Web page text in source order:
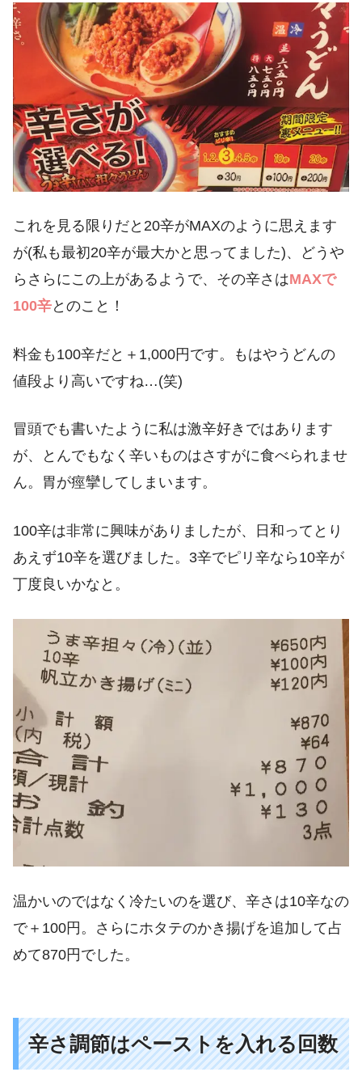
これを見る限りだと20辛がMAXのように思えます
が(私も最初20辛が最大かと思ってました)、どうや
らさらにこの上があるようで、その辛さはMAXで
100辛とのこと！
料金も100辛だと＋1,000円です。もはやうどんの
値段より高いですね…(笑)
冒頭でも書いたように私は激辛好きではあります
が、とんでもなく辛いものはさすがに食べられませ
ん。胃が痙攣してしまいます。
100辛は非常に興味がありましたが、日和ってとり
あえず10辛を選びました。3辛でピリ辛なら10辛が
丁度良いかなと。
温かいのではなく冷たいのを選び、辛さは10辛なの
で＋100円。さらにホタテのかき揚げを追加して占
めて870円でした。
辛さ調節はペーストを入れる回数